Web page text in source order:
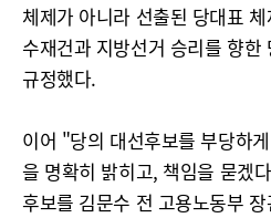
체제가 아니라 선출된 당대표
수재건과 지방선거 승리를 향
규정했다.
이어 "당의 대선후보를 부당하
을 명확히 밝히고, 책임을 묻겠
후보를 김문수 전 고용노동부